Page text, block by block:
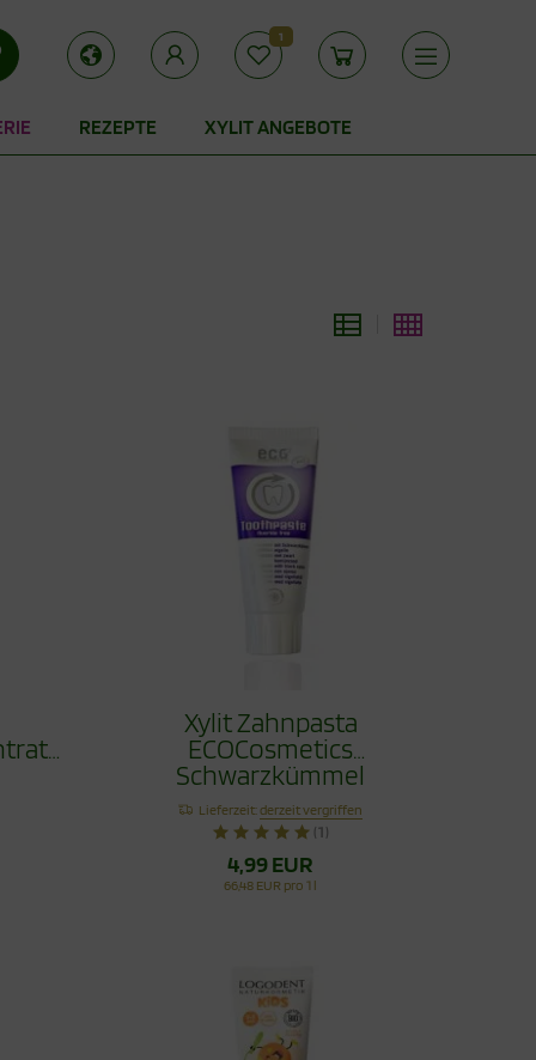
1
REZEPTE XYLIT ANGEBOTE
Xylit Zahnpasta
ECOCosmetics
Schwarzkümmel
Fluoridfrei 75ml
Lieferzeit:derzeit vergriffen
(1)
4,99 EUR
66,48 EUR pro 1 l